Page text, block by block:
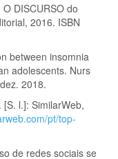
DISCURSO do
2016. ISBN
between insomnia
adolescents. Nurs
2018.
l.]: SimilarWeb,
pt/top-
de redes sociais se